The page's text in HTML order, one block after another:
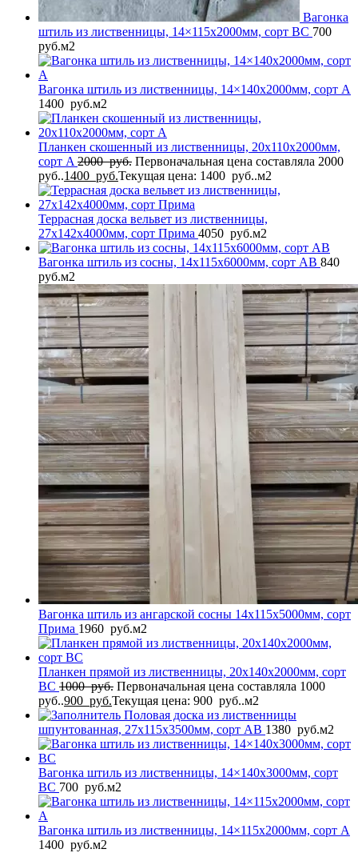
Вагонка
штиль из лиственницы, 14×115x2000мм, сорт BС 700
руб.м2
Вагонка штиль из лиственницы, 14×140x2000мм, сорт A
1400 руб.м2
Планкен скошенный из лиственницы, 20x110x2000мм,
сорт A 2000руб. Первоначальная цена составляла 2000
руб..1400 руб.Текущая цена: 1400 руб..м2
Террасная доска вельвет из лиственницы,
27x142x4000мм, сорт Прима 4050 руб.м2
Вагонка штиль из сосны, 14x115x6000мм, сорт AB 840
руб.м2
Вагонка штиль из ангарской сосны 14x115x5000мм, сорт
Прима 1960 руб.м2
Планкен прямой из лиственницы, 20x140x2000мм, сорт
BС 1000руб. Первоначальная цена составляла 1000
руб..900 руб.Текущая цена: 900 руб..м2
Половая доска из лиственницы
шпунтованная, 27x115x3500мм, сорт AB 1380 руб.м2
Вагонка штиль из лиственницы, 14×140x3000мм, сорт
BС 700 руб.м2
Вагонка штиль из лиственницы, 14×115x2000мм, сорт A
1400 руб.м2